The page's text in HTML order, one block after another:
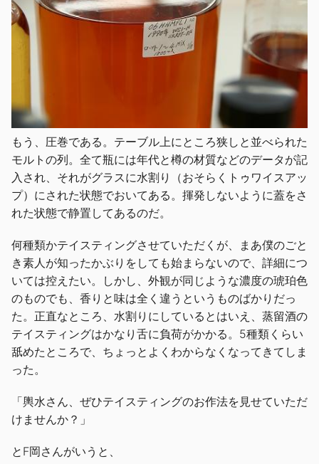
もう、圧巻である。テーブル上にところ狭しと並べられた
モルトの列。全て瓶には年代と樽の材質などのデータが記
入され、それがグラスに水割り（おそらくトゥワイスアッ
プ）にされた状態でおいてある。揮発しないように蓋をさ
れた状態で静置してあるのだ。
何種類かテイスティングさせていただくが、まあ僕のごと
き素人が知ったかぶりをしても始まらないので、詳細につ
いては控えたい。しかし、外観が同じような濃度の琥珀色
のものでも、香りと味は全く違うというものばかりだっ
た。正直なところ、水割りにしているとはいえ、蒸留酒の
テイスティングはかなり舌に負荷がかかる。5種類くらい
舐めたところで、ちょっとよくわからなくなってきてしま
った。
「輿水さん、ぜひテイスティングのお作法を見せていただ
けませんか？」
とF岡さんがいうと、